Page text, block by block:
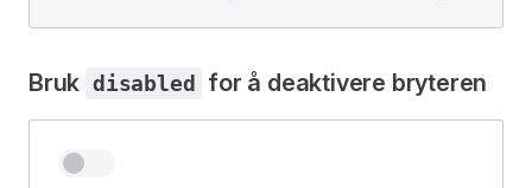
Bruk disabled for å deaktivere bryteren